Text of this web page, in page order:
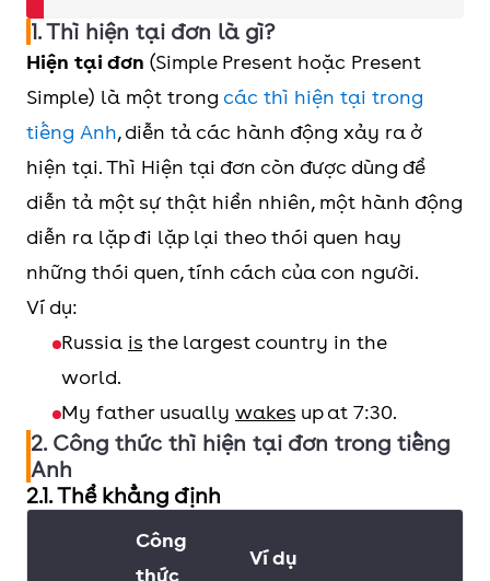
trạng từ chỉ tần suất như always, usually,
sometimes, rarely, everyday, twice a
month,…
Cách dùng:Được dùng khi diễn tả một
chân lý, thói quen lặp đi lặp lại, lịch trình
du lịch, các biển chỉ dẫn và đặc biệt trong
câu điều kiện loại 1.
1. Thì hiện tại đơn là gì?
Hiện tại đơn (Simple Present hoặc Present
Simple) là một trong các thì hiện tại trong
tiếng Anh, diễn tả các hành động xảy ra ở
hiện tại. Thì Hiện tại đơn còn được dùng để
diễn tả một sự thật hiển nhiên, một hành động
diễn ra lặp đi lặp lại theo thói quen hay
những thói quen, tính cách của con người.
Ví dụ:
Russia is the largest country in the
world.
My father usually wakes up at 7:30.
2. Công thức thì hiện tại đơn trong tiếng
Anh
2.1. Thể khẳng định
Công
thức
Ví dụ